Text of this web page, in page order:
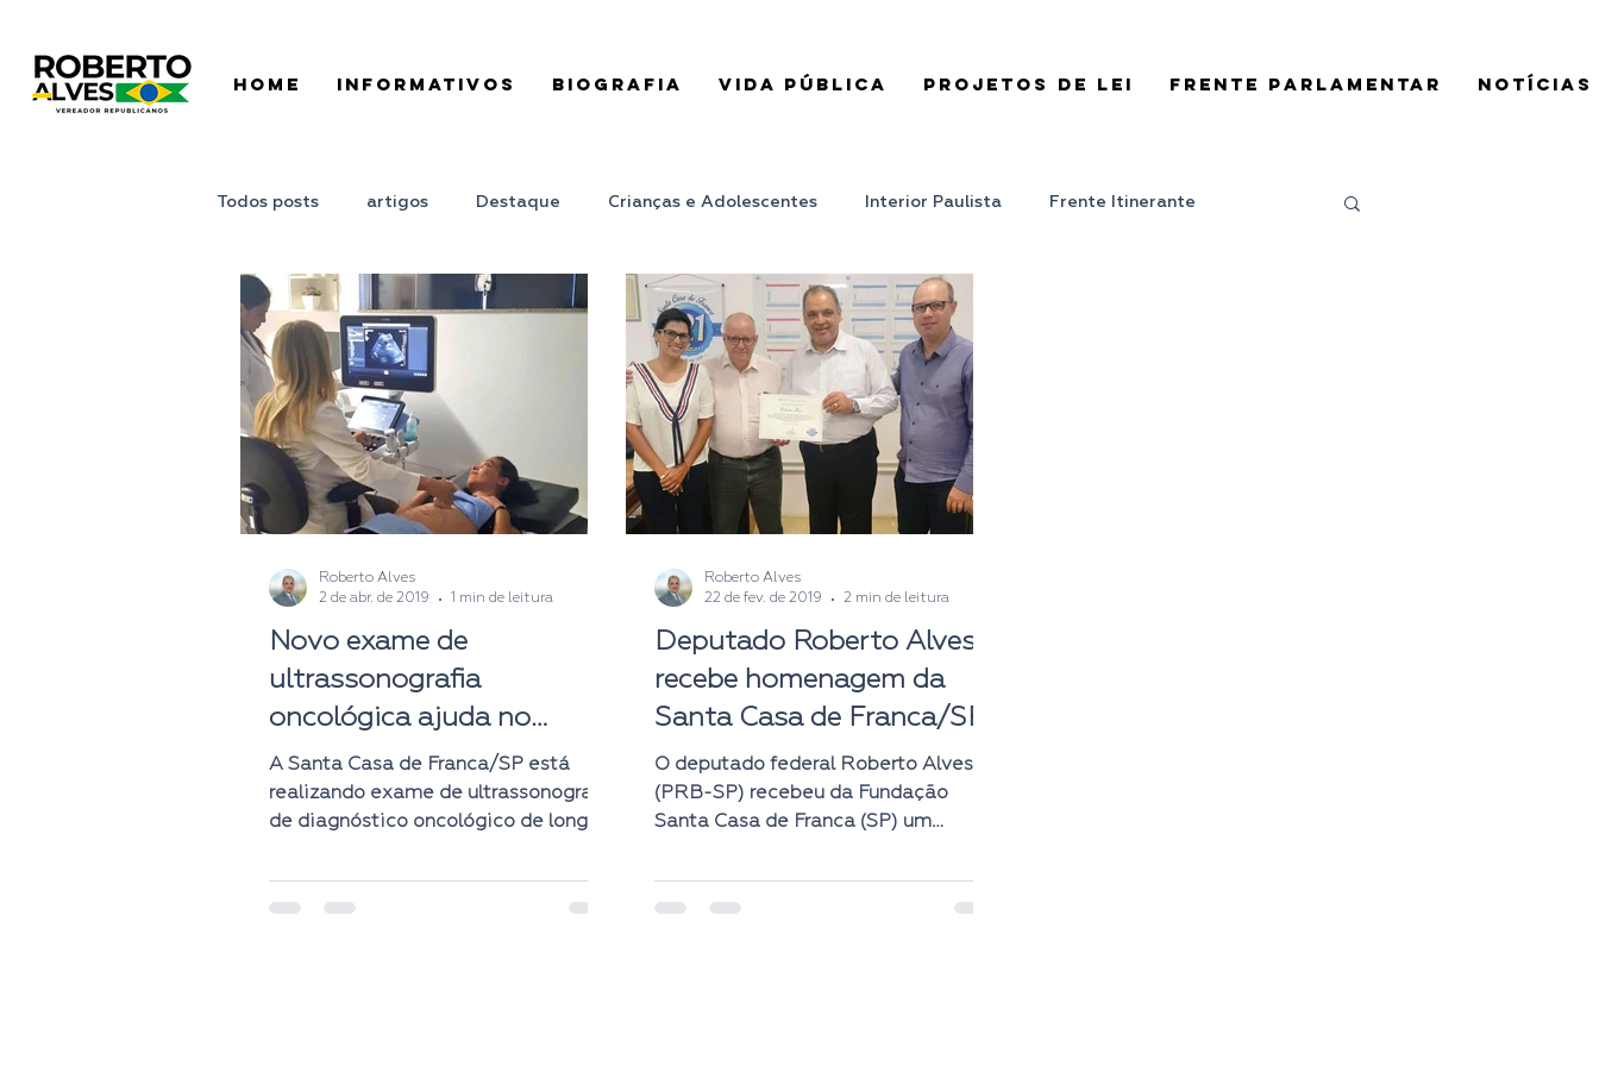
HOME INFORMATIVOS BIOGRAFIA VIDA PÚBLICA PROJETOS DE LEI FRENTE PARLAMENTAR NOTÍCIAS
Todos posts artigos Destaque Crianças e Adolescentes Interior Paulista Frente Itinerante
Juntos Podemos Ponto de Vista Ponto de Vista PRB Mulher PRB Nacional
Pronunciamento Campinas Emprego RMC Roberto Alves
Novo exame de
ultrassonografia
oncológica ajuda no
diagnóstico precoce do
câncer
A Santa Casa de Franca/SP está
realizando exame de ultrassonografia
de diagnóstico oncológico de longo
Roberto Alves
2 de abr. de 2019
1 min de leitura
Deputado Roberto Alves
recebe homenagem da
Santa Casa de Franca/SP
O deputado federal Roberto Alves
(PRB-SP) recebeu da Fundação
Santa Casa de Franca (SP) um
apoio...
Roberto Alves
22 de fev. de 2019
2 min de leitura